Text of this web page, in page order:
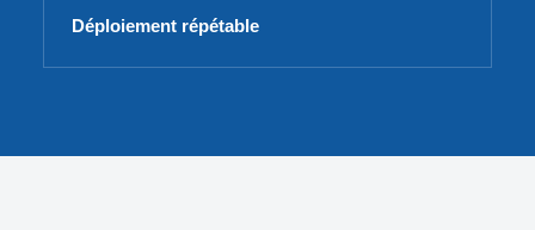
Déploiement répétable